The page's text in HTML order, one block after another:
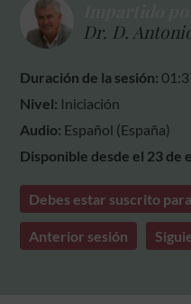
Dr. D.
Duración de la sesión:
Nivel: Iniciación
Audio: Español (España)
Disponible desde el 23 de
Debes estar suscrito
Anterior sesión